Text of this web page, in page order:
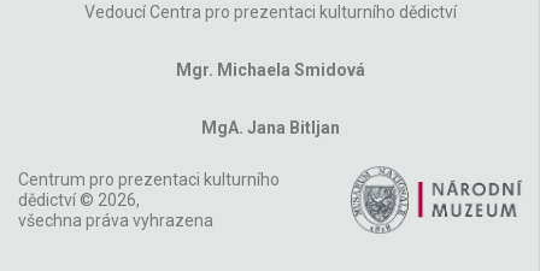
Vedoucí Centra pro prezentaci kulturního dědictví
Mgr. Michaela Smidová
MgA. Jana Bitljan
Centrum pro prezentaci kulturního
dědictví © 2026,
všechna práva vyhrazena